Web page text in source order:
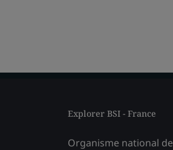
Explorer BSI - France
Organisme national de